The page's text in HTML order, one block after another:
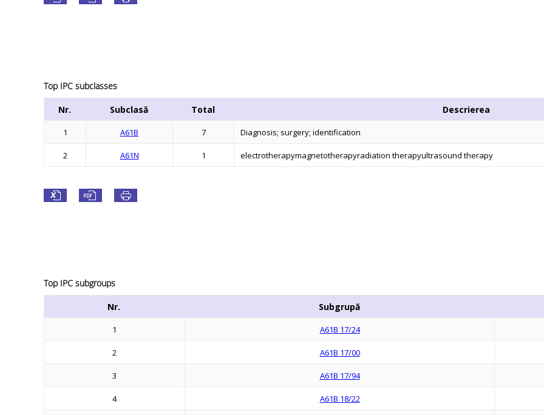
Top IPC subclasses
Nr. Subclasă Total Descrierea
1 A61B 7 Diagnosis; surgery; identification
2 A61N 1 electrotherapymagnetotherapyradiation therapyultrasound therapy
Top IPC subgroups
Nr. Subgrupă
1 A61B 17/24
2 A61B 17/00
3 A61B 17/94
4 A61B 18/22